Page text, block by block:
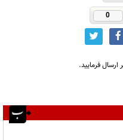
0
فرمایید.